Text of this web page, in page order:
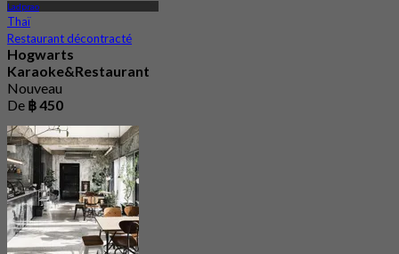
Ladprao
Thaï
Restaurant décontracté
Hogwarts
Karaoke&Restaurant
Nouveau
De ฿ 450